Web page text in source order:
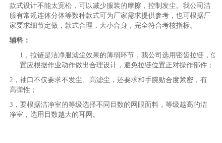
款式设计不能太宽松，可以减少服装的摩擦，控制发尘。我公司洁
服有常规连体分体等数种款式可为厂家需求提供参考，也可根据厂
家要求细节定做，款式合理，大小合身，完全符合考核指标。
辅料：
1 ，拉链是洁净服滤尘效果的薄弱环节，我公司选用密齿拉链，位
置应根据作业动作做出合理设计，避免拉链位置正对操作部件；
2 ，袖口不仅要求不发尘、高滤尘，还要求和手腕贴合度紧密，有
高弹性；
3 ，要根据洁净室的等级选择不同目数的网眼面料，等级越高的洁
净室，选用目数越大的耳网。